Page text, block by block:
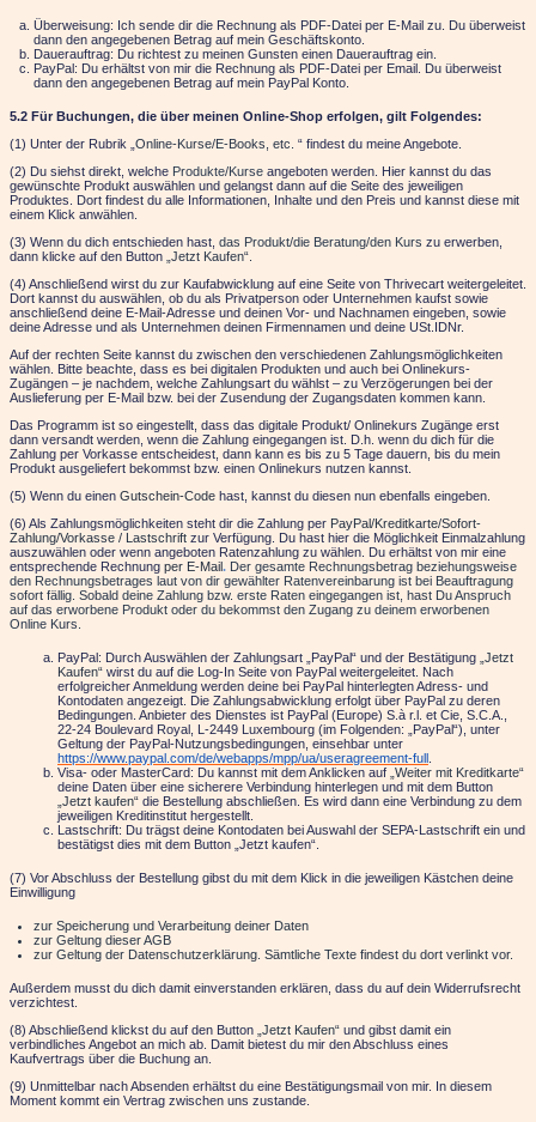
Überweisung: Ich sende dir die Rechnung als PDF-Datei per E-Mail zu. Du überweist
dann den angegebenen Betrag auf mein Geschäftskonto.
Dauerauftrag: Du richtest zu meinen Gunsten einen Dauerauftrag ein.
PayPal: Du erhältst von mir die Rechnung als PDF-Datei per Email. Du überweist
dann den angegebenen Betrag auf mein PayPal Konto.
5.2 Für Buchungen, die über meinen Online-Shop erfolgen, gilt Folgendes:
(1) Unter der Rubrik „ Online-Kurse/E-Books, etc. “ findest du meine Angebote.
(2) Du siehst direkt, welche Produkte/Kurse angeboten werden. Hier kannst du das
gewünschte Produkt auswählen und gelangst dann auf die Seite des jeweiligen
Produktes. Dort findest du alle Informationen, Inhalte und den Preis und kannst diese mit
einem Klick anwählen.
(3) Wenn du dich entschieden hast, das Produkt/die Beratung/den Kurs zu erwerben,
dann klicke auf den Button „Jetzt Kaufen“.
(4) Anschließend wirst du zur Kaufabwicklung auf eine Seite von Thrivecart weitergeleitet.
Dort kannst du auswählen, ob du als Privatperson oder Unternehmen kaufst sowie
anschließend deine E-Mail-Adresse und deinen Vor- und Nachnamen eingeben, sowie
deine Adresse und als Unternehmen deinen Firmennamen und deine USt.IDNr.
Auf der rechten Seite kannst du zwischen den verschiedenen Zahlungsmöglichkeiten
wählen. Bitte beachte, dass es bei digitalen Produkten und auch bei Onlinekurs-
Zugängen – je nachdem, welche Zahlungsart du wählst – zu Verzögerungen bei der
Auslieferung per E-Mail bzw. bei der Zusendung der Zugangsdaten kommen kann.
Das Programm ist so eingestellt, dass das digitale Produkt/ Onlinekurs Zugänge erst
dann versandt werden, wenn die Zahlung eingegangen ist. D.h. wenn du dich für die
Zahlung per Vorkasse entscheidest, dann kann es bis zu 5 Tage dauern, bis du mein
Produkt ausgeliefert bekommst bzw. einen Onlinekurs nutzen kannst.
(5) Wenn du einen Gutschein-Code hast, kannst du diesen nun ebenfalls eingeben.
(6) Als Zahlungsmöglichkeiten steht dir die Zahlung per PayPal/Kreditkarte/Sofort-
Zahlung/Vorkasse / Lastschrift zur Verfügung. Du hast hier die Möglichkeit Einmalzahlung
auszuwählen oder wenn angeboten Ratenzahlung zu wählen. Du erhältst von mir eine
entsprechende Rechnung per E-Mail. Der gesamte Rechnungsbetrag beziehungsweise
den Rechnungsbetrages laut von dir gewählter Ratenvereinbarung ist bei Beauftragung
sofort fällig. Sobald deine Zahlung bzw. erste Raten eingegangen ist, hast Du Anspruch
auf das erworbene Produkt oder du bekommst den Zugang zu deinem erworbenen
Online Kurs.
PayPal: Durch Auswählen der Zahlungsart „PayPal“ und der Bestätigung „Jetzt
Kaufen“ wirst du auf die Log-In Seite von PayPal weitergeleitet. Nach
erfolgreicher Anmeldung werden deine bei PayPal hinterlegten Adress- und
Kontodaten angezeigt. Die Zahlungsabwicklung erfolgt über PayPal zu deren
Bedingungen. Anbieter des Dienstes ist PayPal (Europe) S.à r.l. et Cie, S.C.A.,
22-24 Boulevard Royal, L-2449 Luxembourg (im Folgenden: „PayPal“), unter
Geltung der PayPal-Nutzungsbedingungen, einsehbar unter
https://www.paypal.com/de/webapps/mpp/ua/useragreement-full
Visa- oder MasterCard: Du kannst mit dem Anklicken auf „Weiter mit Kreditkarte“
deine Daten über eine sicherere Verbindung hinterlegen und mit dem Button
„Jetzt kaufen“ die Bestellung abschließen. Es wird dann eine Verbindung zu dem
jeweiligen Kreditinstitut hergestellt.
Lastschrift: Du trägst deine Kontodaten bei Auswahl der SEPA-Lastschrift ein und
bestätigst dies mit dem Button „Jetzt kaufen“.
(7) Vor Abschluss der Bestellung gibst du mit dem Klick in die jeweiligen Kästchen deine
Einwilligung
zur Speicherung und Verarbeitung deiner Daten
zur Geltung dieser AGB
zur Geltung der Datenschutzerklärung. Sämtliche Texte findest du dort verlinkt vor.
Außerdem musst du dich damit einverstanden erklären, dass du auf dein Widerrufsrecht
verzichtest.
(8) Abschließend klickst du auf den Button „Jetzt Kaufen“ und gibst damit ein
verbindliches Angebot an mich ab. Damit bietest du mir den Abschluss eines
Kaufvertrags über die Buchung an.
(9) Unmittelbar nach Absenden erhältst du eine Bestätigungsmail von mir. In diesem
Moment kommt ein Vertrag zwischen uns zustande.